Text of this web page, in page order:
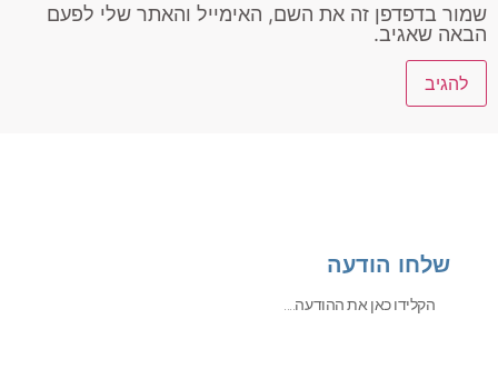
שמור בדפדפן זה את השם, האימייל והאתר שלי לפעם
הבאה שאגיב.
שלחו הודעה